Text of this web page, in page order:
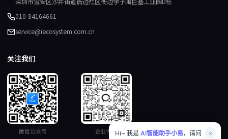
010-84164661
service@iecosystem.com.cn
关注我们
微信公众号 企业微信 ×
Hi~ 我是 AI智能助手小易，请问